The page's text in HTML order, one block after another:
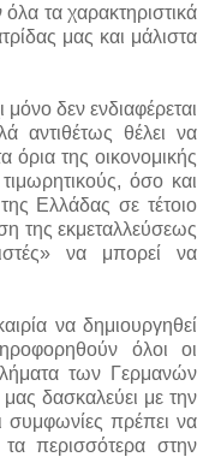
τα χαρακτηριστικά
μας και μάλιστα
δεν ενδιαφέρεται
αντιθέτως θέλει να
όρια της οικονομικής
όσο και
Ελλάδας σε τέτοιο
της εκμεταλλεύσεως
να μπορεί να
να δημιουργηθεί
όλοι οι
των Γερμανών
δασκαλεύει με την
πρέπει να
τα περισσότερα στην